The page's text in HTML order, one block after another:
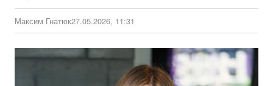
Максим Гнатюк27.05.2026, 11:31